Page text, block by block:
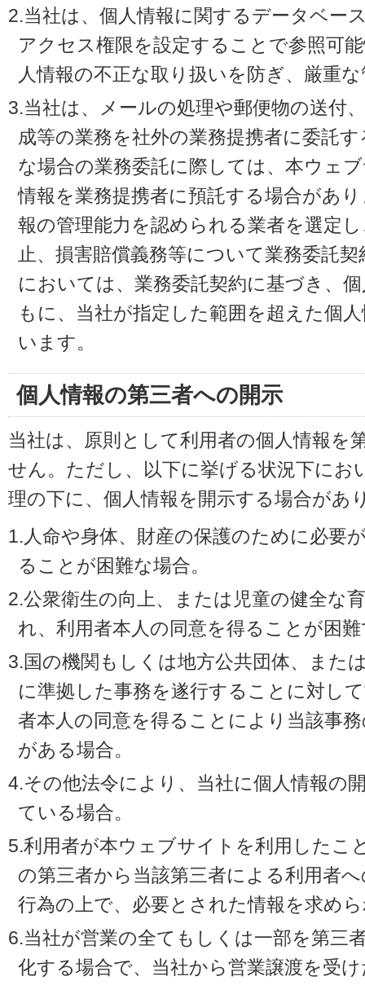
2.当社は、個人情報に関するデータベー
アクセス権限を設定することで参照可
人情報の不正な取り扱いを防ぎ、厳重
3.当社は、メールの処理や郵便物の送付
成等の業務を社外の業務提携者に委託
な場合の業務委託に際しては、本ウェ
情報を業務提携者に預託する場合があ
報の管理能力を認められる業者を選定
止、損害賠償義務等について業務委託
においては、業務委託契約に基づき、
もに、当社が指定した範囲を超えた個
います。
個人情報の第三者への開示
当社は、原則として利用者の個人情報を
せん。ただし、以下に挙げる状況下にお
理の下に、個人情報を開示する場合があ
1.人命や身体、財産の保護のために必要
ることが困難な場合。
2.公衆衛生の向上、または児童の健全な
れ、利用者本人の同意を得ることが困
3.国の機関もしくは地方公共団体、また
に準拠した事務を遂行することに対し
者本人の同意を得ることにより当該事
がある場合。
4.その他法令により、当社に個人情報の
ている場合。
5.利用者が本ウェブサイトを利用したこ
の第三者から当該第三者による利用者
行為の上で、必要とされた情報を求め
6.当社が営業の全てもしくは一部を第三
化する場合で、当社から営業譲渡を受